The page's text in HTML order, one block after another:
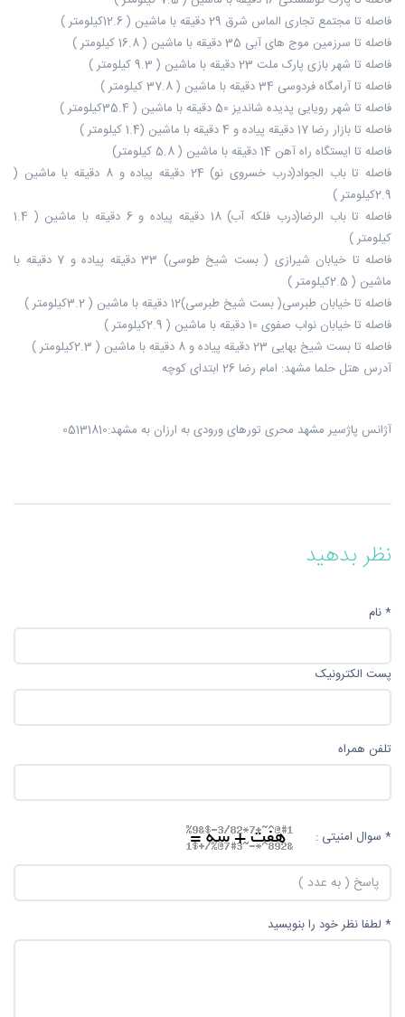
فاصله تا مجتمع تجاری الماس شرق 29 دقیقه با ماشین ( 12.6کیلومتر )
فاصله تا سرزمین موج های آبی 35 دقیقه با ماشین ( 16.8 کیلومتر )
فاصله تا شهر بازی پارک ملت 23 دقیقه با ماشین ( 9.3 کیلومتر )
فاصله تا آرامگاه فردوسی 34 دقیقه با ماشین ( 37.8 کیلومتر )
فاصله تا شهر رویایی پدیده شاندیز 50 دقیقه با ماشین ( 35.4کیلومتر )
فاصله تا بازار رضا 17 دقیقه پیاده و 4 دقیقه با ماشین (1.4 کیلومتر )
فاصله تا ایستگاه راه آهن 14 دقیقه با ماشین ( 5.8 کیلومتر)
فاصله تا باب الجواد(درب خسروی نو) 24 دقیقه پیاده و 8 دقیقه با ماشین (
2.9کیلومتر )
فاصله تا باب الرضا(درب فلکه آب) 18 دقیقه پیاده و 6 دقیقه با ماشین ( 1.4
کیلومتر )
فاصله تا خیابان شیرازی ( بست شیخ طوسی) 33 دقیقه پیاده و 7 دقیقه با
ماشین ( 2.5کیلومتر )
فاصله تا خیابان طبرسی( بست شیخ طبرسی)12 دقیقه با ماشین ( 3.2کیلومتر )
فاصله تا خیابان نواب صفوی 10 دقیقه با ماشین ( 2.9کیلومتر )‬‬‬‬‬‬‬‬‬‬
فاصله تا بست شیخ بهایی 23 دقیقه پیاده و 8 دقیقه با ماشین ( 2.3کیلومتر )
آدرس هتل حلما مشهد: امام رضا 26 ابتدای کوچه
آژانس پاژسیر مشهد محری تورهای ورودی به ارزان به مشهد:05131810
نظر بدهید
* نام
پست الکترونیک
تلفن همراه
* سوال امنیتی :
* لطفا نظر خود را بنویسید